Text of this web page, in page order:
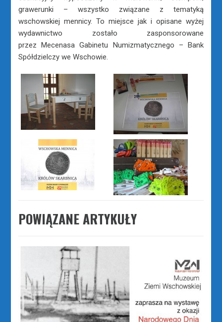
grawerunki – wszystko związane z tematyką
wschowskiej mennicy. To miejsce jak i opisane wyżej
wydawnictwo zostało zasponsorowane
przez Mecenasa Gabinetu Numizmatycznego – Bank
Spółdzielczy we Wschowie.
POWIĄZANE ARTYKUŁY